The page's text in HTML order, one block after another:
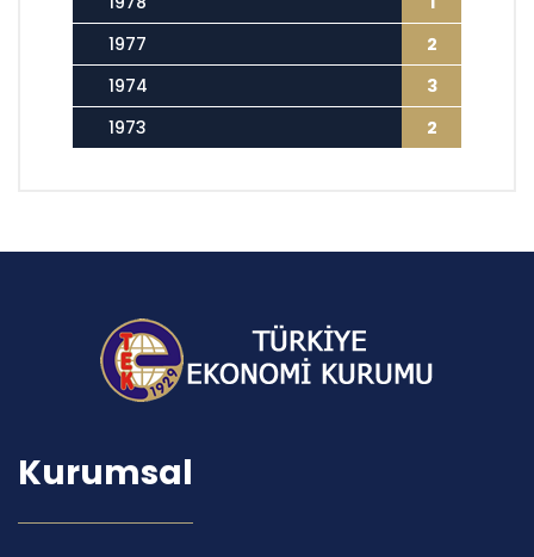
1977
2
1974
3
1973
2
Kurumsal